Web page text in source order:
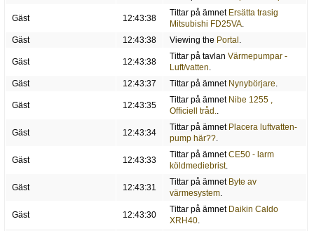
Gäst 12:43:38
Tittar på ämnet Ersätta trasig
Mitsubishi FD25VA.
Gäst
12:43:38 Viewing the Portal .
Gäst 12:43:38
Tittar på tavlan Värmepumpar -
Luft/vatten.
Gäst
12:43:37 Tittar på ämnet Nynybörjare.
Gäst 12:43:35
Tittar på ämnet Nibe 1255 ,
Officiell tråd..
Gäst 12:43:34
Tittar på ämnet Placera luftvatten-
pump här??.
Gäst 12:43:33
Tittar på ämnetCE50 - larm
köldmediebrist.
Gäst 12:43:31
Tittar på ämnet Byte av
värmesystem.
Gäst 12:43:30
Tittar på ämnet Daikin Caldo
XRH40.